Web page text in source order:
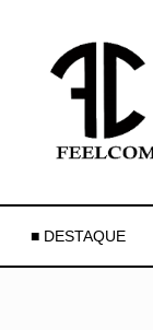
■ DESTAQUE